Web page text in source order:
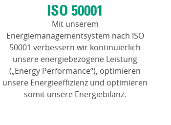
ISO 50001
Mit unserem
Energiemanagementsystem nach ISO
50001 verbessern wir kontinuierlich
unsere energiebezogene Leistung
(„Energy Performance“), optimieren
unsere Energieeffizienz und optimieren
somit unsere Energiebilanz.